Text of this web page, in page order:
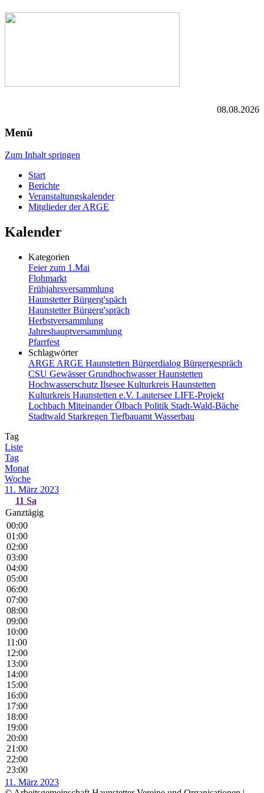
08.08.2026
Menü
Zum Inhalt springen
Start
Berichte
Veranstaltungskalender
Mitglieder der ARGE
Kalender
Kategorien
Feier zum 1.Mai
Flohmarkt
Frühjahrsversammlung
Haunstetter Bürgerg'späch
Haunstetter Bürgerg'spräch
Herbstversammlung
Jahreshauptversammlung
Pfarrfest
Schlagwörter
ARGE ARGE Haunstetten Bürgerdialog Bürgergespräch
CSU GewässerGrundhochwasserHaunstetten
Hochwasserschutz Ilsesee Kulturkreis Haunstetten
Kulturkreis Haunstetten e.V. Lautersee LIFE-Projekt
Lochbach MiteinanderÖlbach Politik Stadt-Wald-Bäche
Stadtwald Starkregen Tiefbauamt Wasserbau
Tag
Liste
Tag
Monat
Woche
11. März 2023
11 Sa
Ganztägig
00:00
01:00
02:00
03:00
04:00
05:00
06:00
07:00
08:00
09:00
10:00
11:00
12:00
13:00
14:00
15:00
16:00
17:00
18:00
19:00
20:00
21:00
22:00
23:00
11. März 2023